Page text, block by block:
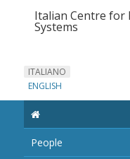
Italian Centre for
Systems
ITALIANO
ENGLISH
People